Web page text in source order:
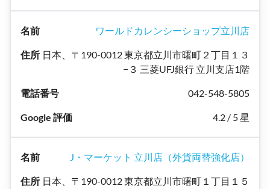
ワールドカレンシーショップ立川店
日本、〒190-0012 東京都立川市曙町２丁目１３
−３ 三菱UFJ銀行 立川支店1階
042-548-5805
4.2 / 5 星
J・マーケット 立川店（外貨両替強化店）
日本、〒190-0012 東京都立川市曙町１丁目１５